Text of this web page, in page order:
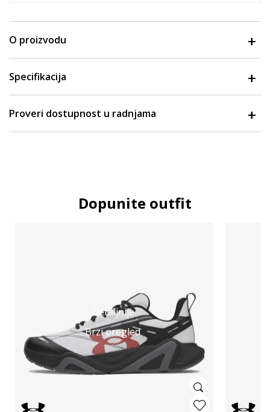
O proizvodu
Specifikacija
Proveri dostupnost u radnjama
Dopunite outfit
Detaljnije
Brzi pregled